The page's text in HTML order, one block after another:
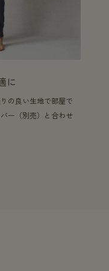
に
の良い生地で部屋で
ー（別売）と合わせ